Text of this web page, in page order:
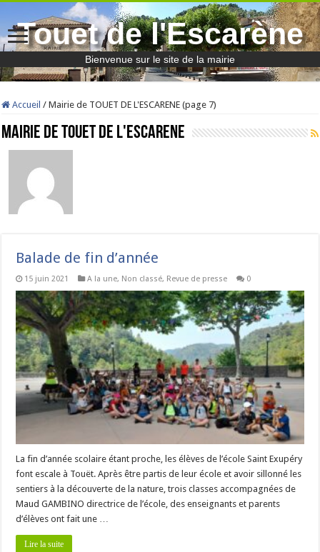
Touet de l'Escarène
Bienvenue sur le site de la mairie
Accueil / Mairie de TOUET DE L'ESCARENE (page 7)
Mairie de TOUET DE L'ESCARENE
Balade de fin d’année
15 juin 2021 A la une, Non classé, Revue de presse 0
La fin d’année scolaire étant proche, les élèves de l’école Saint Exupéry
font escale à Touët. Après être partis de leur école et avoir sillonné les
sentiers à la découverte de la nature, trois classes accompagnées de
Maud GAMBINO directrice de l’école, des enseignants et parents
d’élèves ont fait une …
Lire la suite